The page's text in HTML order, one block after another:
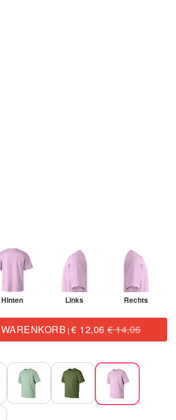
Hinten Links Rechts
|€ 12,06€ 14,06